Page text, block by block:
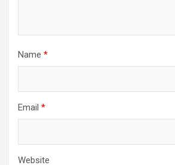
Name *
Email *
Website